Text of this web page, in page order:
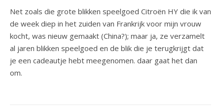
Net zoals die grote blikken speelgoed Citroën HY die ik van
de week diep in het zuiden van Frankrijk voor mijn vrouw
kocht, was nieuw gemaakt (China?); maar ja, ze verzamelt
al jaren blikken speelgoed en de blik die je terugkrijgt dat
je een cadeautje hebt meegenomen. daar gaat het dan
om.